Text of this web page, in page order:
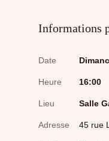
Informations
Date
Heure 16:00
Lieu Salle
Adresse 45 rue